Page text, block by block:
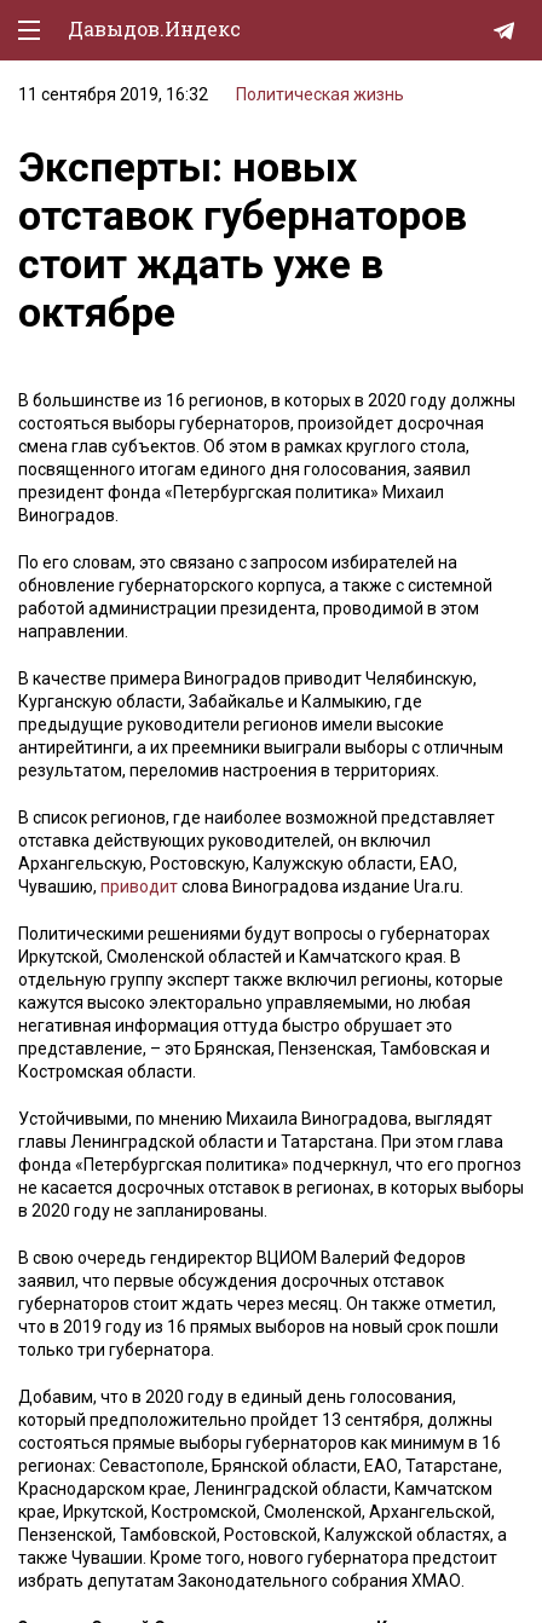
Давыдов.Индекс
Политическая жизнь
Экономика
Природа
Образование
Спорт
Lifestyle
Мурзилка
11 сентября 2019, 16:32 Политическая жизнь
Эксперты: новых
отставок губернаторов
стоит ждать уже в
октябре
В большинстве из 16 регионов, в которых в 2020 году должны
состояться выборы губернаторов, произойдет досрочная
смена глав субъектов. Об этом в рамках круглого стола,
посвященного итогам единого дня голосования, заявил
президент фонда «Петербургская политика» Михаил
Виноградов.
По его словам, это связано с запросом избирателей на
обновление губернаторского корпуса, а также с системной
работой администрации президента, проводимой в этом
направлении.
В качестве примера Виноградов приводит Челябинскую,
Курганскую области, Забайкалье и Калмыкию, где
предыдущие руководители регионов имели высокие
антирейтинги, а их преемники выиграли выборы с отличным
результатом, переломив настроения в территориях.
В список регионов, где наиболее возможной представляет
отставка действующих руководителей, он включил
Архангельскую, Ростовскую, Калужскую области, ЕАО,
Чувашию, приводитслова Виноградова издание Ura.ru.
Политическими решениями будут вопросы о губернаторах
Иркутской, Смоленской областей и Камчатского края. В
отдельную группу эксперт также включил регионы, которые
кажутся высоко электорально управляемыми, но любая
негативная информация оттуда быстро обрушает это
представление, – это Брянская, Пензенская, Тамбовская и
Костромская области.
Устойчивыми, по мнению Михаила Виноградова, выглядят
главы Ленинградской области и Татарстана. При этом глава
фонда «Петербургская политика» подчеркнул, что его прогноз
не касается досрочных отставок в регионах, в которых выборы
в 2020 году не запланированы.
В свою очередь гендиректор ВЦИОМ Валерий Федоров
заявил, что первые обсуждения досрочных отставок
губернаторов стоит ждать через месяц. Он также отметил,
что в 2019 году из 16 прямых выборов на новый срок пошли
только три губернатора.
Добавим, что в 2020 году в единый день голосования,
который предположительно пройдет 13 сентября, должны
состояться прямые выборы губернаторов как минимум в 16
регионах: Севастополе, Брянской области, ЕАО, Татарстане,
Краснодарском крае, Ленинградской области, Камчатском
крае, Иркутской, Костромской, Смоленской, Архангельской,
Пензенской, Тамбовской, Ростовской, Калужской областях, а
также Чувашии. Кроме того, нового губернатора предстоит
избрать депутатам Законодательного собрания ХМАО.